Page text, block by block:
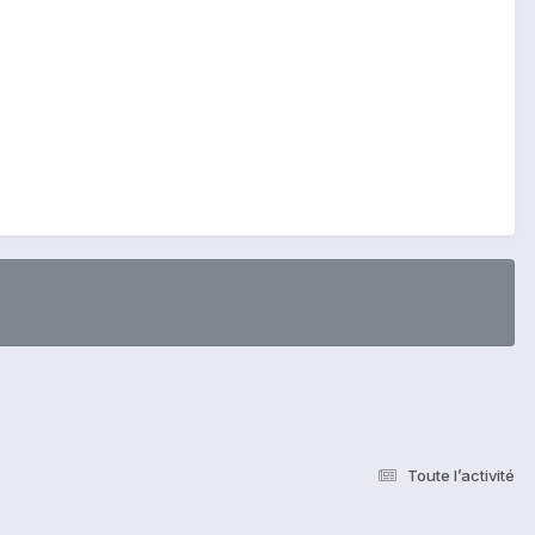
Toute l’activité